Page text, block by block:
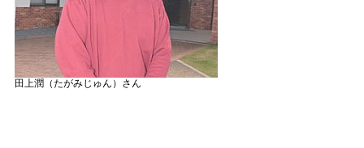
田上潤（たがみじゅん）さん